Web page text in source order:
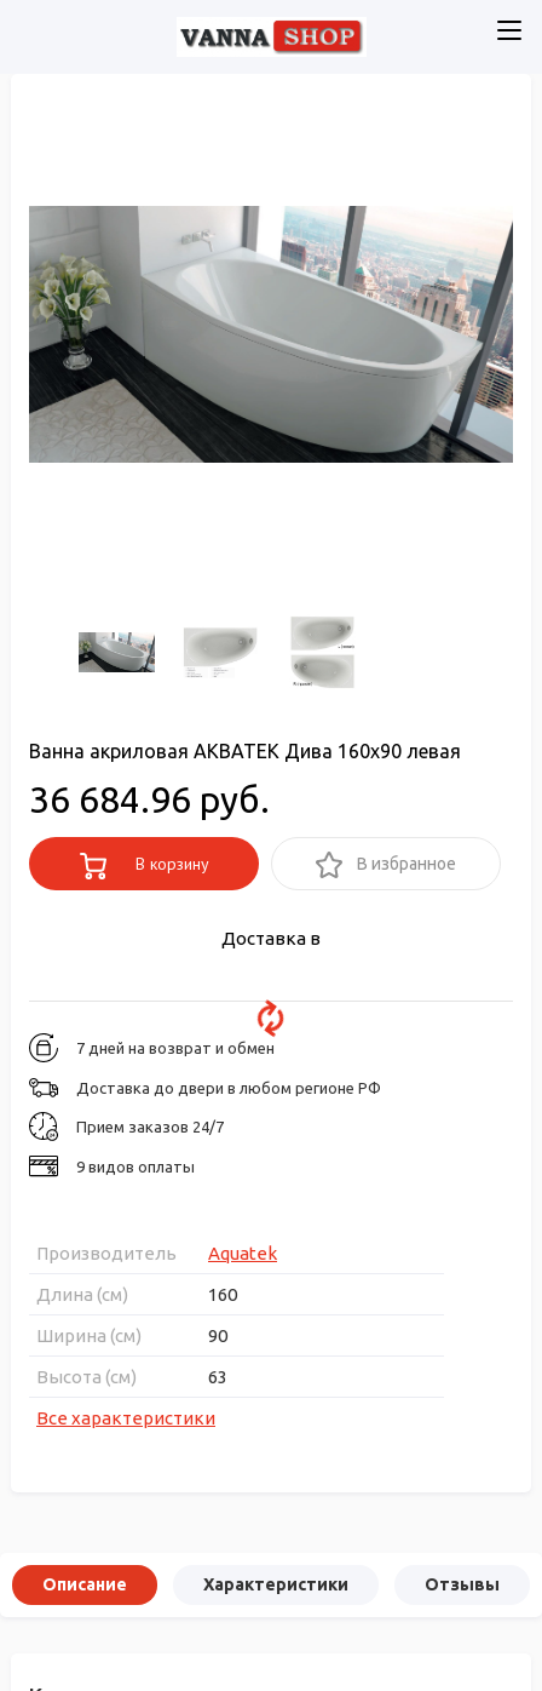
Ванна акриловая АКВАТЕК Дива 160х90 левая
36 684.96 руб.
В корзину В избранное
Доставка в
7 дней на возврат и обмен
Доставка до двери в любом регионе РФ
Прием заказов 24/7
9 видов оплаты
Производитель
Aquatek
Длина (см)
160
Ширина (см)
90
Высота (см)
63
Все характеристики
Описание Характеристики Отзывы